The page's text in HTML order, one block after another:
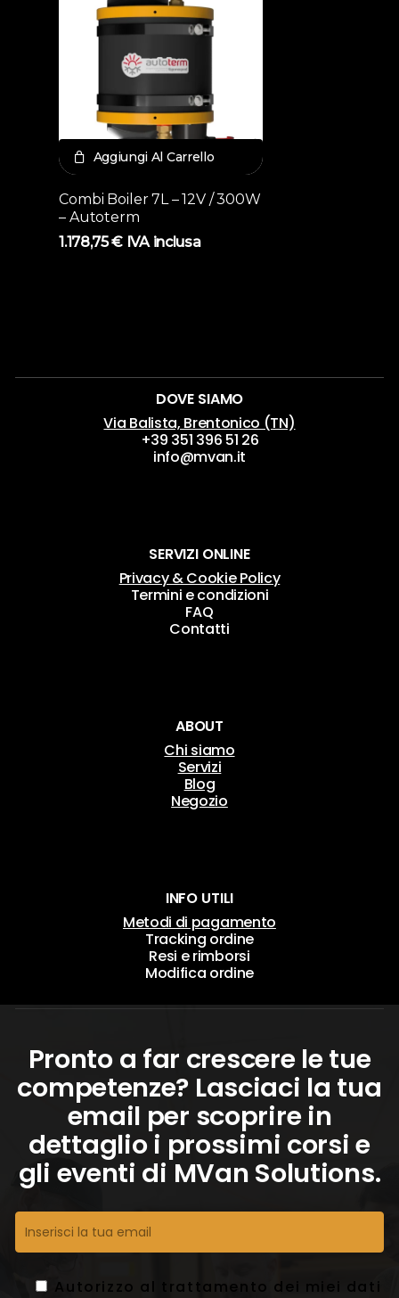
Aggiungi Al Carrello
Combi Boiler 7L – 12V / 300W
– Autoterm
1.178,75€ IVA inclusa
DOVE SIAMO
Via Balista, Brentonico (TN)
+39 351 396 51 26
info@mvan.it
SERVIZI ONLINE
Privacy & Cookie Policy
Termini e condizioni
FAQ
Contatti
ABOUT
Chi siamo
Servizi
Blog
Negozio
INFO UTILI
Metodi di pagamento
Tracking ordine
Resi e rimborsi
Modifica ordine
Pronto a far crescere le tue
competenze? Lasciaci la tua
email per scoprire in
dettaglio i prossimi corsi e
gli eventi di MVan Solutions.
Autorizzo al trattamento dei miei dati